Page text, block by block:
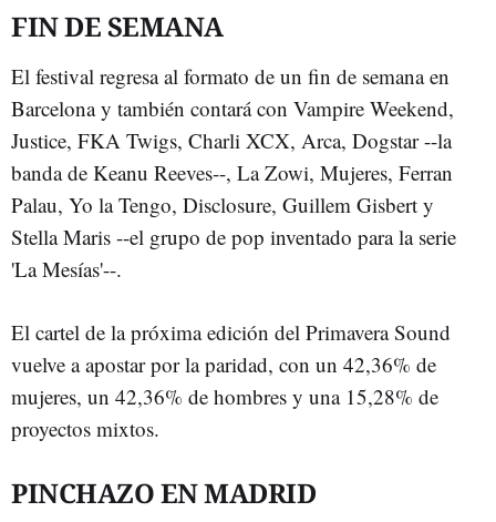
FIN DE SEMANA
El festival regresa al formato de un fin de semana en
Barcelona y también contará con Vampire Weekend,
Justice, FKA Twigs, Charli XCX, Arca, Dogstar --la
banda de Keanu Reeves--, La Zowi, Mujeres, Ferran
Palau, Yo la Tengo, Disclosure, Guillem Gisbert y
Stella Maris --el grupo de pop inventado para la serie
'La Mesías'--.
El cartel de la próxima edición del Primavera Sound
vuelve a apostar por la paridad, con un 42,36% de
mujeres, un 42,36% de hombres y una 15,28% de
proyectos mixtos.
PINCHAZO EN MADRID